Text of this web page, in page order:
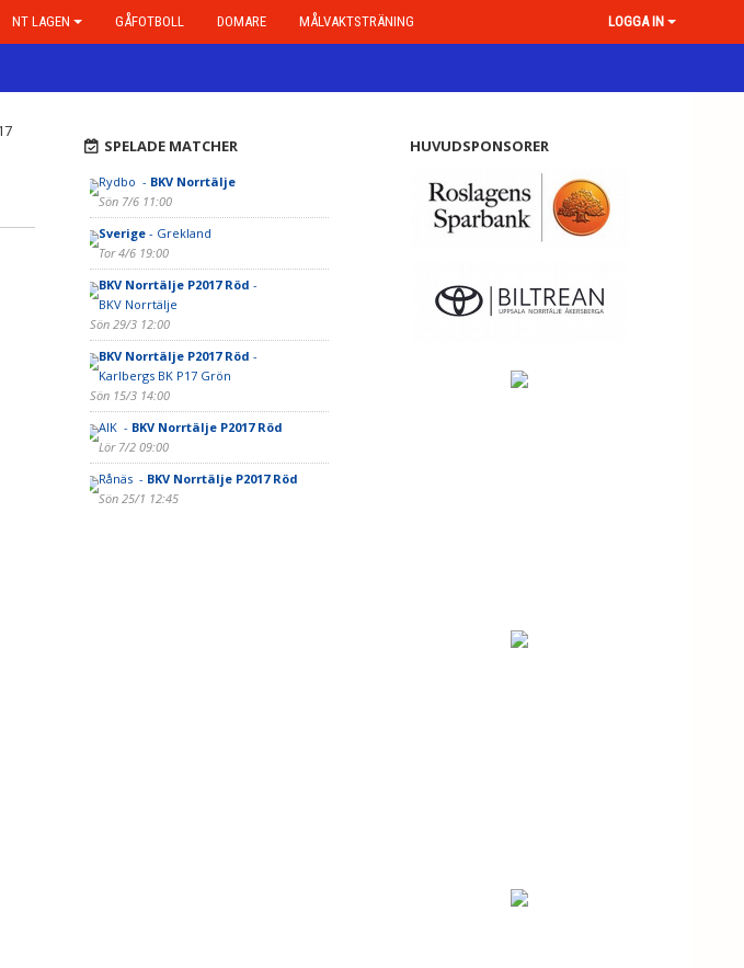
NT LAGEN GÅFOTBOLL DOMARE MÅLVAKTSTRÄNING LOGGA IN
SPELADE MATCHER
Rydbo - BKV Norrtälje
Sön 7/6 11:00
Sverige- Grekland
Tor 4/6 19:00
BKV Norrtälje P2017 Röd -
BKV Norrtälje
Sön 29/3 12:00
BKV Norrtälje P2017 Röd -
Karlbergs BK P17 Grön
Sön 15/3 14:00
AIK - BKV Norrtälje P2017 Röd
Lör 7/2 09:00
Rånäs - BKV Norrtälje P2017 Röd
Sön 25/1 12:45
HUVUDSPONSORER